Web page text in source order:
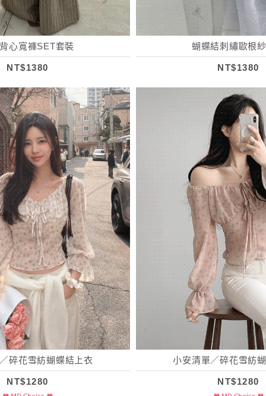
心寬褲SET套裝
NT$1380
蝴蝶結刺繡歐根
NT$1380
碎花雪紡蝴蝶結上衣
NT$1280
小安清單／碎花雪紡
NT$1280